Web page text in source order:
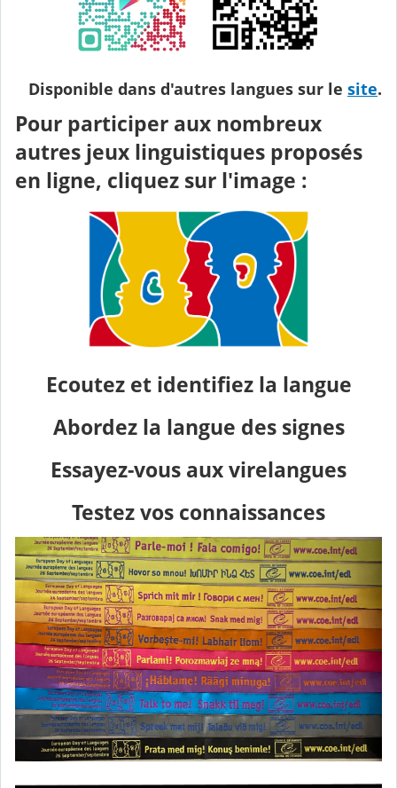
Disponible dans d'autres langues sur le site.
Pour participer aux nombreux
autres jeux linguistiques proposés
en ligne, cliquez sur l'image :
Ecoutez et identifiez la langue
Abordez la langue des signes
Essayez-vous aux virelangues
Testez vos connaissances